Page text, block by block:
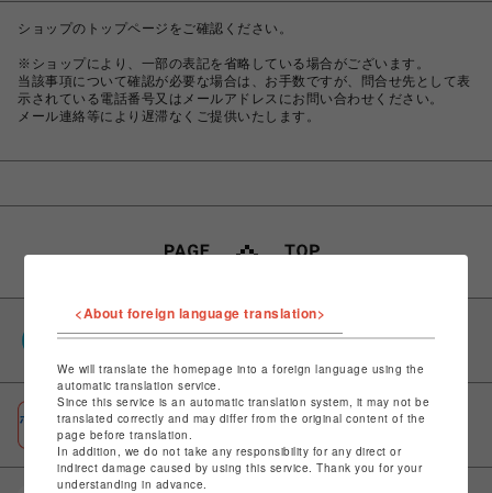
ショップのトップページをご確認ください。
※ショップにより、一部の表記を省略している場合がございます。
当該事項について確認が必要な場合は、お手数ですが、問合せ先として表
示されている電話番号又はメールアドレスにお問い合わせください。
メール連絡等により遅滞なくご提供いたします。
PARCOポイント
ポケパル払い
初回登録＆お買物で最大1,500円分のPARCOポイント進呈
<About foreign language translation>
We will translate the homepage into a foreign language using the
automatic translation service.
Since this service is an automatic translation system, it may not be
translated correctly and may differ from the original content of the
page before translation.
In addition, we do not take any responsibility for any direct or
indirect damage caused by using this service. Thank you for your
understanding in advance.